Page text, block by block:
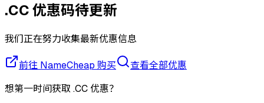
.CC优惠码待更新
我们正在努力收集最新优惠信息
前往 NameCheap 购买
查看全部优惠
想第一时间获取 .CC 优惠？